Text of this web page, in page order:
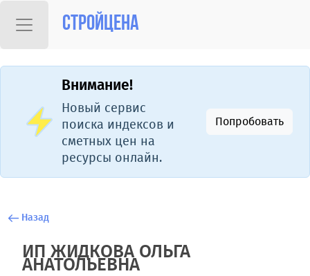
Стройцена
Внимание!
Новый сервис
поиска индексов и
сметных цен на
ресурсы онлайн.
Попробовать
Назад
ИП ЖИДКОВА ОЛЬГА
АНАТОЛЬЕВНА